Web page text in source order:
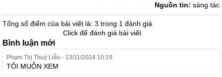
Nguồn tin: sáng tác
Tổng số điểm của bài viết là: 3 trong 1 đánh giá
Click để đánh giá bài viết
Bình luận mới
Phạm Thị Thuý Liễu - 13/11/2024 10:19
TÔI MUỐN XEM